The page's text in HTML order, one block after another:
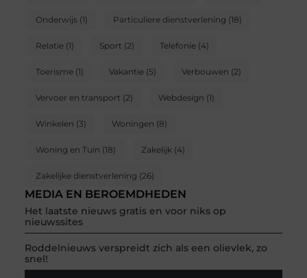
Onderwijs(1) Particuliere dienstverlening (18)
Relatie(1) Sport (2) Telefonie(4)
Toerisme(1) Vakantie(5) Verbouwen (2)
Vervoer en transport (2) Webdesign (1)
Winkelen (3) Woningen (8)
Woning en Tuin (18) Zakelijk(4)
Zakelijke dienstverlening (26)
MEDIA EN BEROEMDHEDEN
Het laatste nieuws gratis en voor niks op
nieuwssites
Roddelnieuws verspreidt zich als een olievlek, zo
snel!